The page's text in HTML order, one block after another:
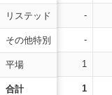
リステッド
その他特別
平場
合計
-
-
1
1